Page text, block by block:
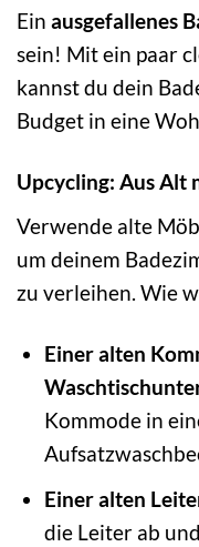
Ein ausgefallenes
sein! Mit ein paar
kannst du dein
Budget in eine
Upcycling: Aus Alt
Verwende alte
um deinem
zu verleihen. Wie
Einer alten
Kommode in
Einer alten
die Leiter ab